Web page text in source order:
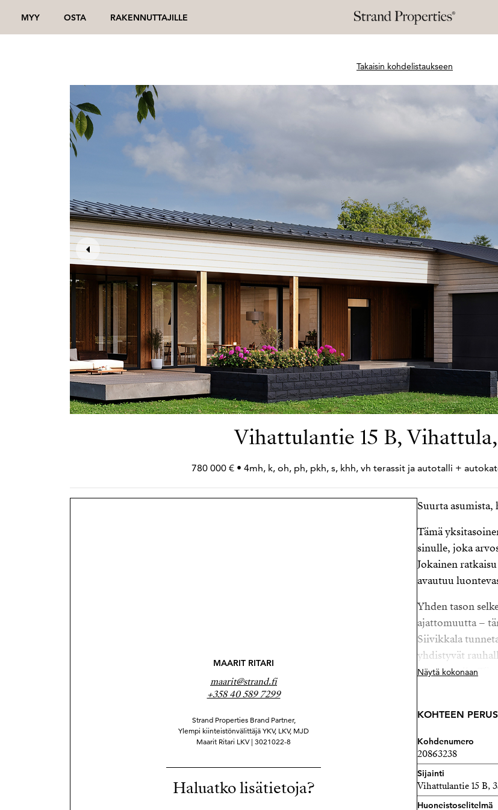
MYY OSTA RAKENNUTTAJILLE
Takaisin kohdelistaukseen
Vihattulantie 15 B,
780 000 € • 4mh, k, oh, ph, pkh, s, khh, vh terassit ja autotalli +
MAARIT RITARI
maarit@strand.fi
+358 40 589 7299
Strand Properties Brand Partner,
Ylempi kiinteistönvälittäjä YKV, LKV, MJD
Maarit Ritari LKV | 3021022-8
Haluatko lisätietoja?
Suurta asumista,
Tämä
sinulle, joka
Jokainen
avautuu
Yhden tason
ajattomuutta –
Siivikkala
yhdistyvät
Tampereelle.
Villa Grandessa
ja viimeistellyt
yksitiyiskohta
Täällä elämä
oleskelutiloissa,
Näytä kokonaan
KOHTEEN
Kohdenumero
20863238
Sijainti
Vihattulantie 15 B,
Huoneistoselitelmä